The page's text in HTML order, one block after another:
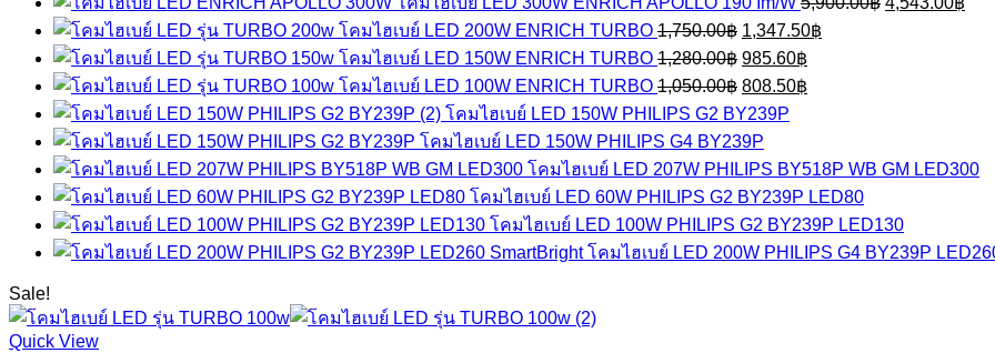
price
โคมไฮเบย์ LED 200W ENRICH TURBO 1,750.00฿ Original
price
was:
1,750.00฿.
1,347.50฿
price
โคมไฮเบย์ LED 150W ENRICH TURBO 1,280.00฿ Original
price
was:
1,280.00฿.
985.60฿
price
is:
โคมไฮเบย์ LED 100W ENRICH TURBO 1,050.00฿ Original
price
was:
1,050.00฿.
808.50฿
price
โคมไฮเบย์ LED 150W PHILIPS G2 BY239P
โคมไฮเบย์ LED 150W PHILIPS G4 BY239P
โคมไฮเบย์ LED 207W PHILIPS BY518P WB GM LED300
โคมไฮเบย์ LED 60W PHILIPS G2 BY239P LED80
โคมไฮเบย์ LED 100W PHILIPS G2 BY239P LED130
โคมไฮเบย์ LED 200W PHILIPS G4 BY239P
Sale!
Quick View